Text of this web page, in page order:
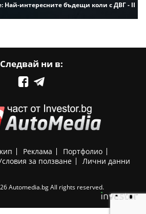
Най-интересните бъдещи коли с ДВГ - II
Следвай ни в:
Реклама
Портфолио
за ползване Лични данни
Automedia.bg All rights reserved.